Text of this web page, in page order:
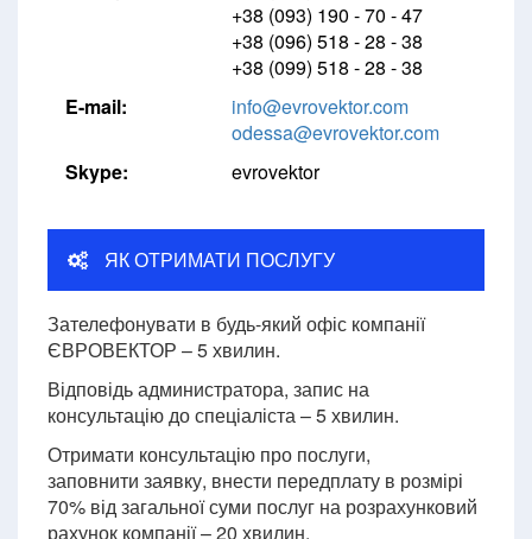
+38 (093) 190 - 70 - 47
+38 (096) 518 - 28 - 38
+38 (099) 518 - 28 - 38
E-mail:
info@evrovektor.com
odessa@evrovektor.com
Skype:
evrovektor
ЯК ОТРИМАТИ ПОСЛУГУ
Зателефонувати в будь-який офіс компанії
ЄВРОВЕКТОР – 5 хвилин.
Відповідь администратора, запис на
консультацію до спеціаліста – 5 хвилин.
Отримати консультацію про послуги,
заповнити заявку, внести передплату в розмірі
70% від загальної суми послуг на розрахунковий
рахунок компанії – 20 хвилин.